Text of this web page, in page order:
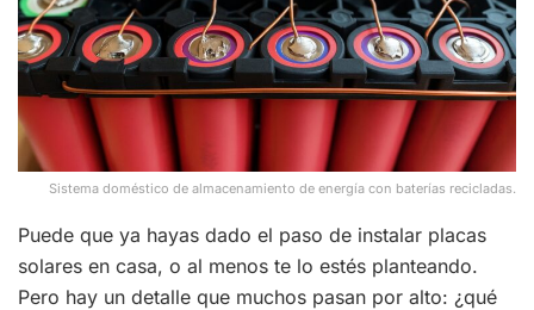
Sistema doméstico de almacenamiento de energía con baterías recicladas.
Puede que ya hayas dado el paso de instalar placas
solares en casa, o al menos te lo estés planteando.
Pero hay un detalle que muchos pasan por alto: ¿qué